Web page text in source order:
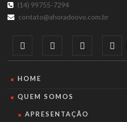
(14) 99755-7294
contato@ahoradoovo.com.br
HOME
QUEM SOMOS
APRESENTAÇÃO